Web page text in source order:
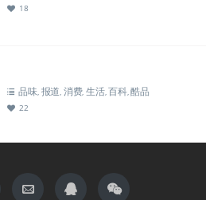
18
品味, 报道, 消费, 生活,百科,酷品
22